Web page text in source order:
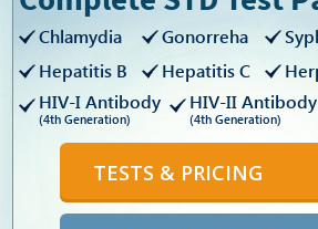
Chlamydia Gonorreha
Hepatitis B
Hepatitis C
HIV-I Antibody
(4th Generation)
HIV-II Antibody
(4th Generation)
TESTS & PRICING